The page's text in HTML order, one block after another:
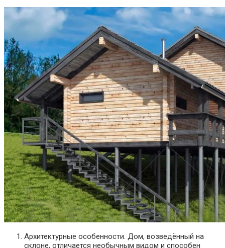
Архитектурные особенности. Дом, возведённый на
склоне, отличается необычным видом и способен